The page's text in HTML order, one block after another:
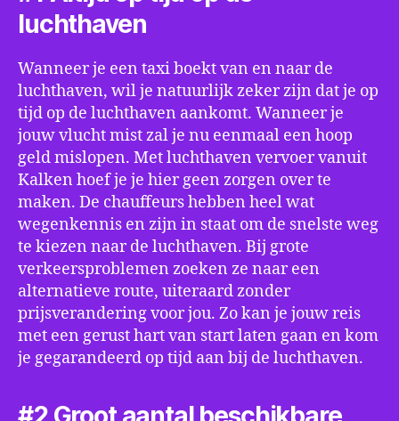
luchthaven
Wanneer je een taxi boekt van en naar de
luchthaven, wil je natuurlijk zeker zijn dat je op
tijd op de luchthaven aankomt. Wanneer je
jouw vlucht mist zal je nu eenmaal een hoop
geld mislopen. Met luchthaven vervoer vanuit
Kalken hoef je je hier geen zorgen over te
maken. De chauffeurs hebben heel wat
wegenkennis en zijn in staat om de snelste weg
te kiezen naar de luchthaven. Bij grote
verkeersproblemen zoeken ze naar een
alternatieve route, uiteraard zonder
prijsverandering voor jou. Zo kan je jouw reis
met een gerust hart van start laten gaan en kom
je gegarandeerd op tijd aan bij de luchthaven.